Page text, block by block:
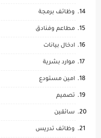
وظائف برمجة
مطاعم وفنادق
ادخال بيانات
موارد بشرية
امين مستودع
تصميم
سائقين
وظائف تدريس